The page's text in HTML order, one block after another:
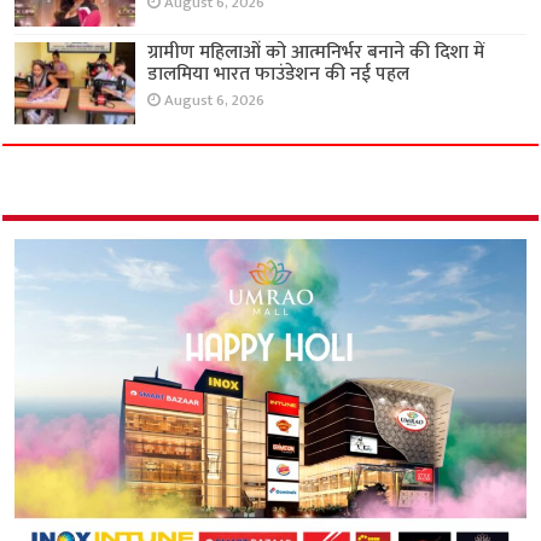
ग्रामीण महिलाओं को आत्मनिर्भर बनाने की दिशा में
डालमिया भारत फाउंडेशन की नई पहल
August 6, 2026